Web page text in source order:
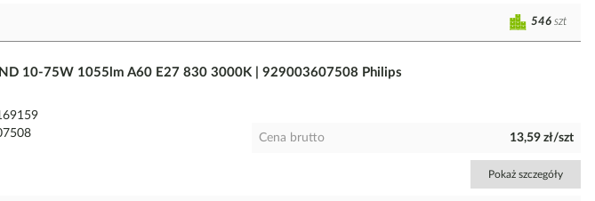
546 szt
10-75W 1055lm A60 E27 830 3000K | 929003607508 Philips
Cena brutto 13,59 zł/szt
Pokaż szczegóły